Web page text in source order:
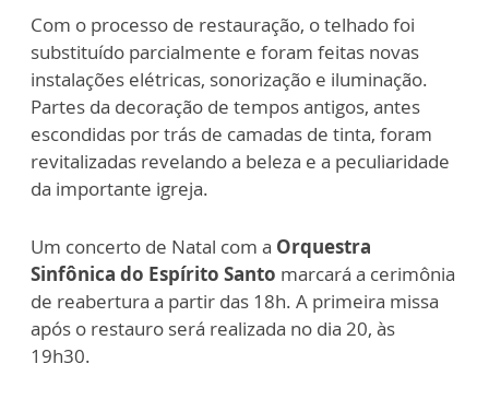
Com o processo de restauração, o telhado foi
substituído parcialmente e foram feitas novas
instalações elétricas, sonorização e iluminação.
Partes da decoração de tempos antigos, antes
escondidas por trás de camadas de tinta, foram
revitalizadas revelando a beleza e a peculiaridade
da importante igreja.
Um concerto de Natal com a Orquestra
Sinfônica do Espírito Santo marcará a cerimônia
de reabertura a partir das 18h. A primeira missa
após o restauro será realizada no dia 20, às
19h30.